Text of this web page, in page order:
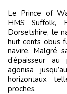
Le Prince of
HMS Suffolk,
Dorsetshire, le
huit cents obus
navire. Malgré
d’épaisseur
agonisa
horizontaux
proches.